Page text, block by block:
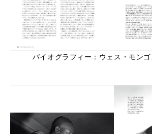
バイオグラフィー：ウェス・モン